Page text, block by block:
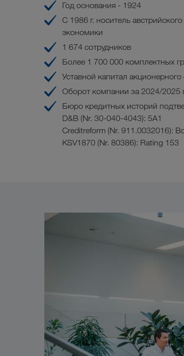
Год основания - 1924
С 1986 г. носитель
экономики
1 674 сотрудников
Более 1 700 000 комплектных
Уставной капитал
Оборот компании за 2024/2025
Бюро кредитных историй
D&B (Nr. 30-040-4043): 5A1
Creditreform (Nr. 911.0032016):
KSV1870 (Nr. 80386): Rating 153